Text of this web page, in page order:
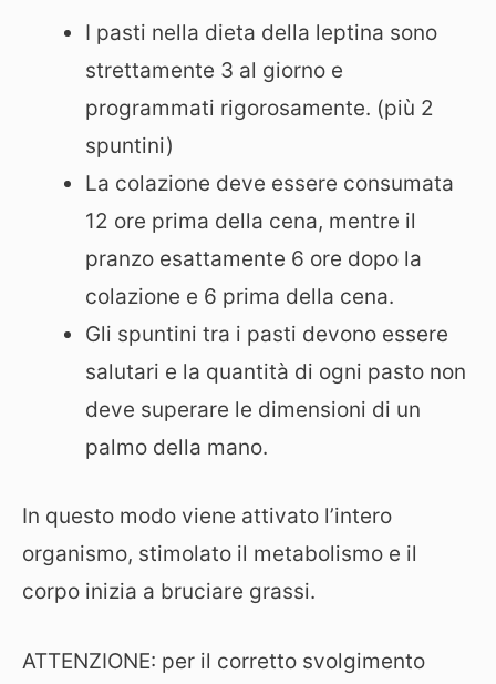
I pasti nella dieta della leptina sono
strettamente 3 al giorno e
programmati rigorosamente. (più 2
spuntini)
La colazione deve essere consumata
12 ore prima della cena, mentre il
pranzo esattamente 6 ore dopo la
colazione e 6 prima della cena.
Gli spuntini tra i pasti devono essere
salutari e la quantità di ogni pasto non
deve superare le dimensioni di un
palmo della mano.
In questo modo viene attivato l’intero
organismo, stimolato il metabolismo e il
corpo inizia a bruciare grassi.
ATTENZIONE: per il corretto svolgimento